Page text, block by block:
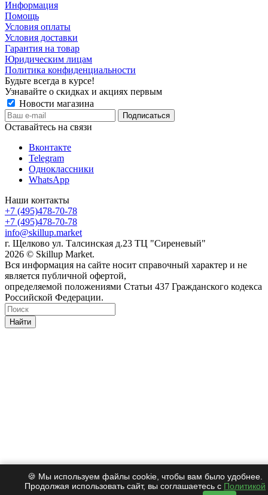
Информация
Помощь
Условия оплаты
Условия доставки
Гарантия на товар
Юридическим лицам
Политика конфиденциальности
Будьте всегда в курсе!
Узнавайте о скидках и акциях первым
Новости магазина
Оставайтесь на связи
Вконтакте
Telegram
Одноклассники
WhatsApp
Наши контакты
+7 (495)478-70-78
+7 (495)478-70-78
info@skillup.market
г. Щелково ул. Талсинская д.23 ТЦ "Сиреневый"
2026 © Skillup Market.
Вся информация на сайте носит справочный характер и не
является публичной офертой,
определяемой положениями Статьи 437 Гражданского кодекса
Российской Федерации.
Найти
🍪 Мы используем файлы cookie, чтобы вам было удобнее.
Продолжая использовать сайт, вы соглашаетесь с Политикой